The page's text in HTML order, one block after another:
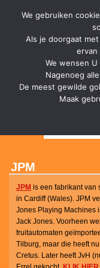
JPM
JPM is een fabrikant van
in Cardiff (Wales). JPM
Jones Playing Machines
Jack Jones. Voorheen
fruitautomaten
Tilburg, maar die heeft
Cretus. Later heeft JvH
We gebruiken
Als je doorgaat
ervan
We wensen
Nagenoeg
De meest gewilde
Maak